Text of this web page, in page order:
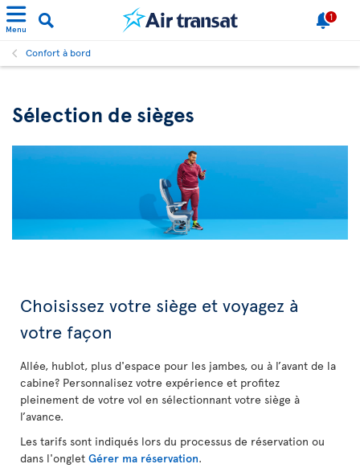
Menu
1
Confort à bord
Sélection de sièges
Choisissez votre siège et voyagez à
votre façon
Allée, hublot, plus d'espace pour les jambes, ou à l’avant de la
cabine? Personnalisez votre expérience et profitez
pleinement de votre vol en sélectionnant votre siège à
l’avance.
Les tarifs sont indiqués lors du processus de réservation ou
dans l'onglet Gérer ma réservation.